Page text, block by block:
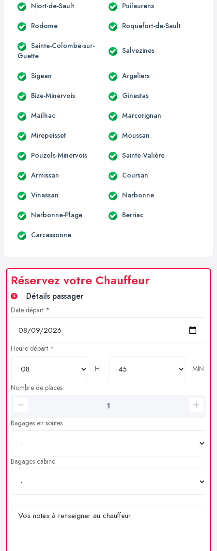
Niort-de-Sault Puilaurens
Rodome Roquefort-de-Sault
Sainte-Colombe-sur-
Guette
Salvezines
Sigean Argeliers
Bize-Minervois Ginestas
Mailhac Marcorignan
Mirepeisset Moussan
Pouzols-Minervois Sainte-Valière
Armissan Coursan
Vinassan Narbonne
Narbonne-Plage Berriac
Carcassonne
Réservez votre Chauffeur
Détails passager
Date départ *
Heure départ *
H
MIN
Nombre de places
Bagages en soutes
Bagages cabine